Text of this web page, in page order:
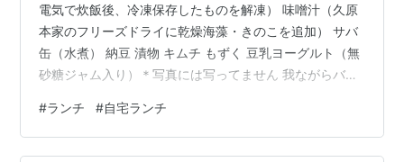
電気で炊飯後、冷凍保存したものを解凍） 味噌汁（久原
本家のフリーズドライに乾燥海藻・きのこを追加） サバ
缶（水煮） 納豆 漬物 キムチ もずく 豆乳ヨーグルト（無
砂糖ジャム入り）＊写真には写ってません 我ながらバラ
べているのだが、それでも飽きないのは、出汁の旨味の
おかげかな？とにかく何度食べても本当に美味しい。 ご
#ランチ #自宅ランチ